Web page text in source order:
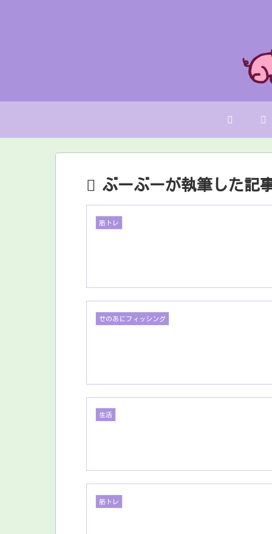
ぶーぶーが執筆した記
筋トレ
せのあにフィッシング
生活
筋トレ